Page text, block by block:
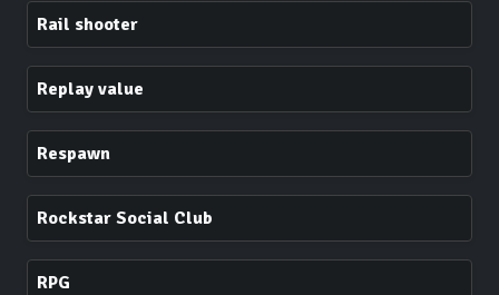
Rail shooter
Replay value
Respawn
Rockstar Social Club
RPG